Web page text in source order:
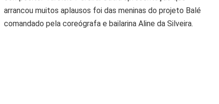
arrancou muitos aplausos foi das meninas do projeto Balé
comandado pela coreógrafa e bailarina Aline da Silveira.